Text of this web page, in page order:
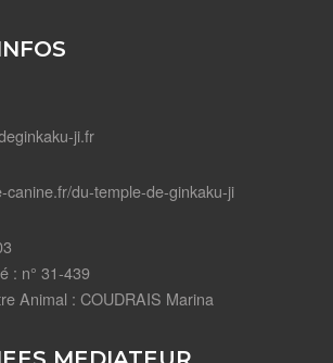
ji.fr
canine.fr/du-temple-de-ginkaku-ji
: n° 31-439
Animal : COUDRAIS Marina